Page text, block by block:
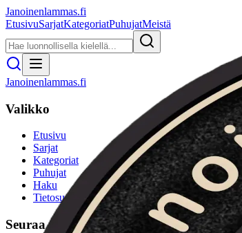
Janoinenlammas.fi
EtusivuSarjatKategoriatPuhujatMeistä
Janoinenlammas.fi
Valikko
Etusivu
Sarjat
Kategoriat
Puhujat
Haku
Tietosuojaseloste
Seuraa meitä